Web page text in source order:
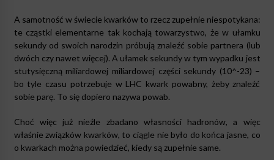
A samotność w świecie kwarków to rzecz zupełnie niespotykana:
te cząstki elementarne tak kochają towarzystwo, że w ułamku
sekundy od swoich narodzin próbują znaleźć sobie partnera (lub
dwóch czy nawet więcej). A ułamek sekundy w tym wypadku jest
stutysięczną miliardowej miliardowej części sekundy (10^-23) –
bo tyle czasu potrzebuje w LHC kwark powabny, żeby znaleźć
sobie parę. To się dopiero nazywa powab.
Choć więc już nieźle zbadano własności hadronów, a więc
właśnie związków kwarków, to ciągle nie było do końca jasne, co
o kwarkach można powiedzieć, kiedy są zupełnie same.